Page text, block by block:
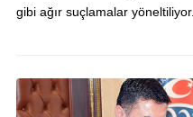
gibi ağır suçlamalar yöneltiliyor.